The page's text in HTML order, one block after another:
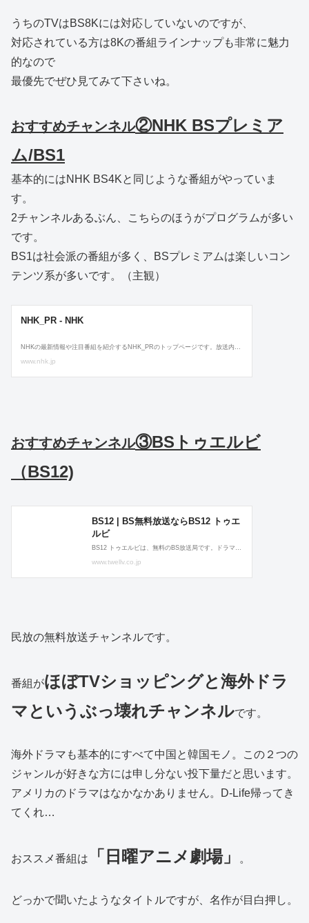
うちのTVはBS8Kには対応していないのですが、
対応されている方は8Kの番組ラインナップも非常に魅力
的なので
最優先でぜひ見てみて下さいね。
おすすめチャンネル②NHK BSプレミア
ム/BS1
基本的にはNHK BS4Kと同じような番組がやっていま
す。
2チャンネルあるぶん、こちらのほうがプログラムが多い
です。
BS1は社会派の番組が多く、BSプレミアムは楽しいコン
テンツ系が多いです。（主観）
おすすめチャンネル③BSトゥエルビ
（BS12)
民放の無料放送チャンネルです。
番組がほぼTVショッピングと海外ドラ
マというぶっ壊れチャンネルです。
海外ドラマも基本的にすべて中国と韓国モノ。この２つの
ジャンルが好きな方には申し分ない投下量だと思います。
アメリカのドラマはなかなかありません。D-Life帰ってき
てくれ…
おススメ番組は 「日曜アニメ劇場」 。
どっかで聞いたようなタイトルですが、名作が目白押し。